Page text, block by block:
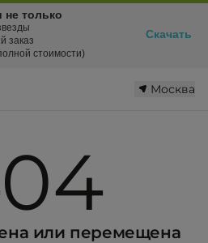
Москва
или перемещена
не только
заказ
стоимости)
Скачать